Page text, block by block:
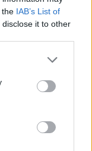
the IAB’s List of
it to other